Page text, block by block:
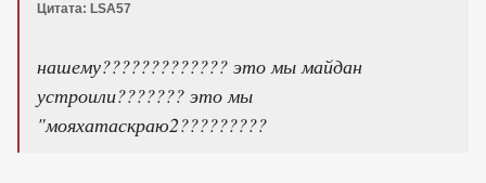
Цитата: LSA57
нашему????????????? это мы майдан
устроили??????? это мы
"мояхатаскраю2?????????